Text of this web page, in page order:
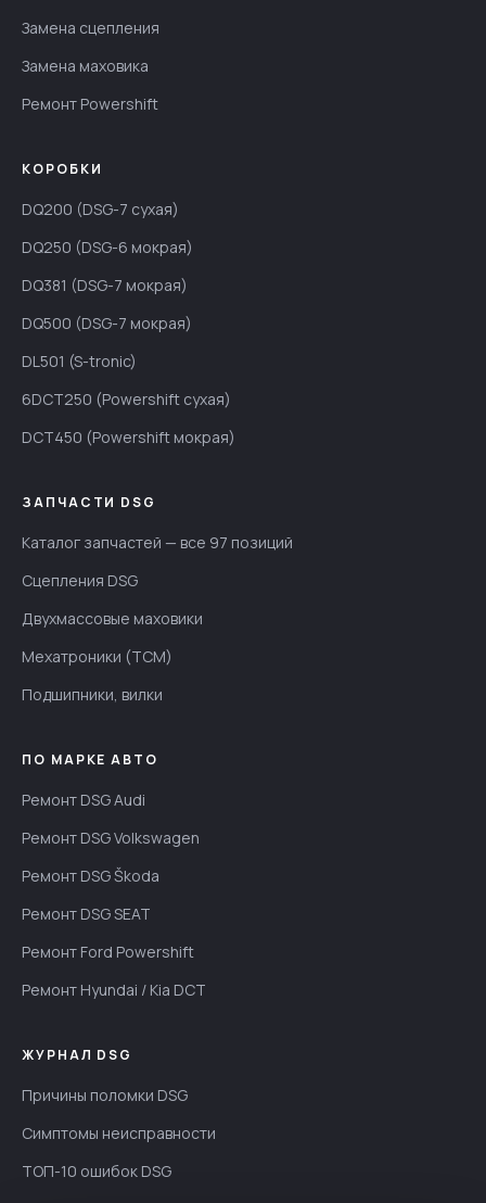
Замена сцепления
Замена маховика
Ремонт Powershift
КОРОБКИ
DQ200 (DSG-7 сухая)
DQ250 (DSG-6 мокрая)
DQ381 (DSG-7 мокрая)
DQ500 (DSG-7 мокрая)
DL501 (S-tronic)
6DCT250 (Powershift сухая)
DCT450 (Powershift мокрая)
ЗАПЧАСТИ DSG
Каталог запчастей — все 97 позиций
Сцепления DSG
Двухмассовые маховики
Мехатроники (TCM)
Подшипники, вилки
ПО МАРКЕ АВТО
Ремонт DSG Audi
Ремонт DSG Volkswagen
Ремонт DSG Škoda
Ремонт DSG SEAT
Ремонт Ford Powershift
Ремонт Hyundai / Kia DCT
ЖУРНАЛ DSG
Причины поломки DSG
Симптомы неисправности
ТОП-10 ошибок DSG